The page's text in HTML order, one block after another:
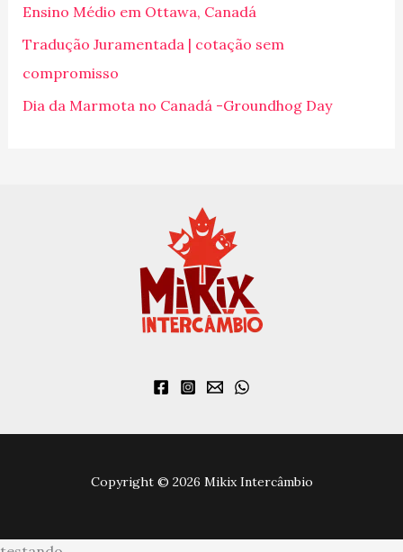
r
p
o
r
Ensino Médio em Ottawa, Canadá
Tradução Juramentada | cotação sem
compromisso
Dia da Marmota no Canadá -Groundhog Day
Copyright © 2026 Mikix Intercâmbio